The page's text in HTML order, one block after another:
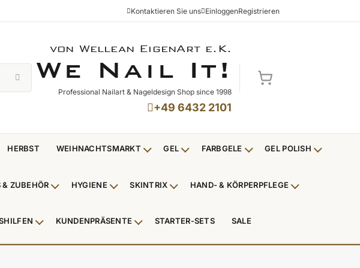
Kontaktieren Sie uns EinloggenRegistrieren
von Wellean EigenArt e.K.
WE NAIL IT!
W E N AIL I T !
Professional Nailart & Nageldesign Shop since 1998
+49 6432 2101
Mein Warenkorb
HERBST WEIHNACHTSMARKT Untermenü Weihnachtsmarkt anzeigen
GEL Untermenü Gel anzeigen
FARBGELE Untermenü Farbgele
GEL POLISH
& ZUBEHÖR Untermenü Nagelfeilen, Werkzeuge, Tips & Zubehör anzeigen
HYGIENE Untermenü Hygiene anzeigen
SKINTRIX Untermenü Skintrix anzeigen
HAND- & KÖRPERPFLEGE Untermenü
Untermenü Verpackungen & Verkaufshilfen anzeigen
KUNDENPRÄSENTE Untermenü Kundenpräsente anzeigen
STARTER-SETS SALE